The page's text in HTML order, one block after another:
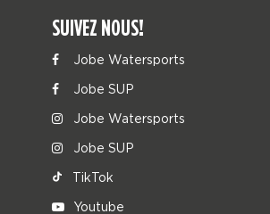
SUIVEZ NOUS!
Jobe Watersports
Jobe SUP
Jobe Watersports
Jobe SUP
TikTok
Youtube